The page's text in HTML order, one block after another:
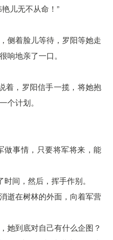
儿无不从命！”
侧着脸儿等待，罗阳等她走
响地亲了一口。
着，罗阳信手一揽，将她抱
个计划。
做事情，只要将军将来，能
间，然后，挥手作别。
逝在树林的外面，向着军营
她到底对自己有什么企图？